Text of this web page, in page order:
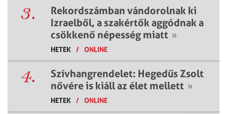
3.
Rekordszámban vándorolnak ki
Izraelből, a szakértők aggódnak a
csökkenő népesség miatt »
HETEK / ONLINE
4.
Szívhangrendelet: Hegedűs Zsolt
nővére is kiáll az élet mellett »
HETEK / ONLINE